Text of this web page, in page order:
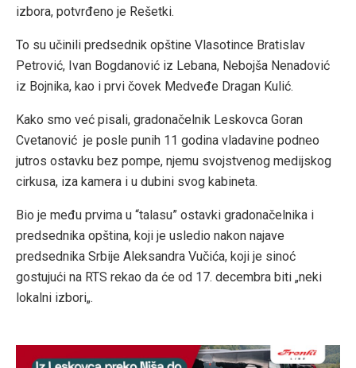
izbora, potvrđeno je Rešetki.
To su učinili predsednik opštine Vlasotince Bratislav
Petrović, Ivan Bogdanović iz Lebana, Nebojša Nenadović
iz Bojnika, kao i prvi čovek Medveđe Dragan Kulić.
Kako smo već pisali, gradonačelnik Leskovca Goran
Cvetanović je posle punih 11 godina vladavine podneo
jutros ostavku bez pompe, njemu svojstvenog medijskog
cirkusa, iza kamera i u dubini svog kabineta.
Bio je među prvima u “talasu” ostavki gradonačelnika i
predsednika opština, koji je usledio nakon najave
predsednika Srbije Aleksandra Vučića, koji je sinoć
gostujući na RTS rekao da će od 17. decembra biti „neki
lokalni izbori„.